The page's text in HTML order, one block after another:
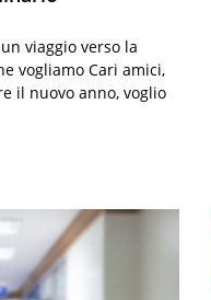
viaggio verso la
vogliamo Cari amici,
il nuovo anno, voglio